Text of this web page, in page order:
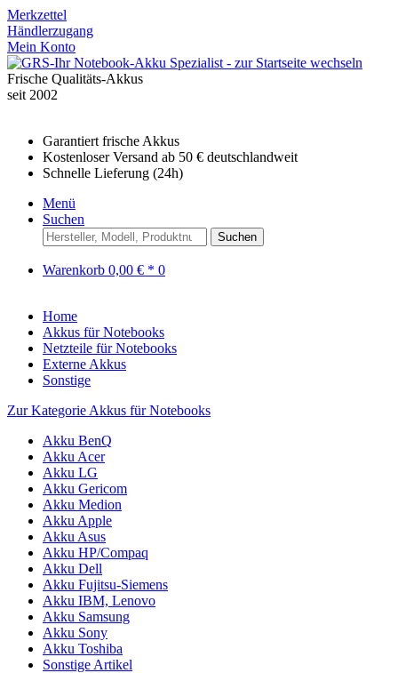
Merkzettel
Händlerzugang
Mein Konto
Frische Qualitäts-Akkus
seit 2002
Garantiert frische Akkus
Kostenloser Versand ab 50 € deutschlandweit
Schnelle Lieferung (24h)
Menü
Suchen
Suchen
Warenkorb 0,00 € * 0
Home
Akkus für Notebooks
Netzteile für Notebooks
Externe Akkus
Sonstige
Zur Kategorie Akkus für Notebooks
Akku BenQ
Akku Acer
Akku LG
Akku Gericom
Akku Medion
Akku Apple
Akku Asus
Akku HP/Compaq
Akku Dell
Akku Fujitsu-Siemens
Akku IBM, Lenovo
Akku Samsung
Akku Sony
Akku Toshiba
Sonstige Artikel